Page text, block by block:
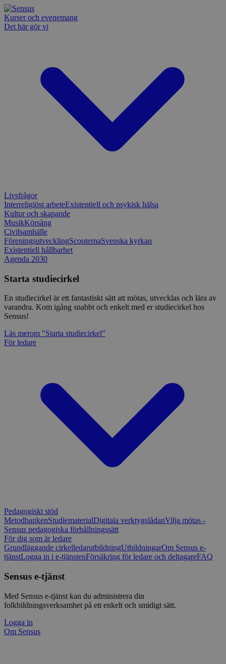
Kurser och evenemang
Det här gör vi
Livsfrågor
Interreligiöst arbeteExistentiell och psykisk hälsa
Kultur och skapande
MusikKörsång
Civilsamhälle
FöreningsutvecklingScouternaSvenska kyrkan
Existentiell hållbarhet
Agenda 2030
Starta studiecirkel
En studiecirkel är ett fantastiskt sätt att mötas, utvecklas och lära av
varandra. Kom igång snabbt och enkelt med er studiecirkel hos
Sensus!
Läs merom "Starta studiecirkel"
För ledare
Pedagogiskt stöd
MetodbankenStudiematerialDigitala verktygslådanVilja mötas -
Sensus pedagogiska förhållningssätt
För dig som är ledare
Grundläggande cirkelledarutbildningUtbildningarOm Sensus e-
tjänstLogga in i e-tjänstenFörsäkring för ledare och deltagareFAQ
Sensus e-tjänst
Med Sensus e-tjänst kan du administrera din
folkbildningsverksamhet på ett enkelt och smidigt sätt.
Logga in
Om Sensus